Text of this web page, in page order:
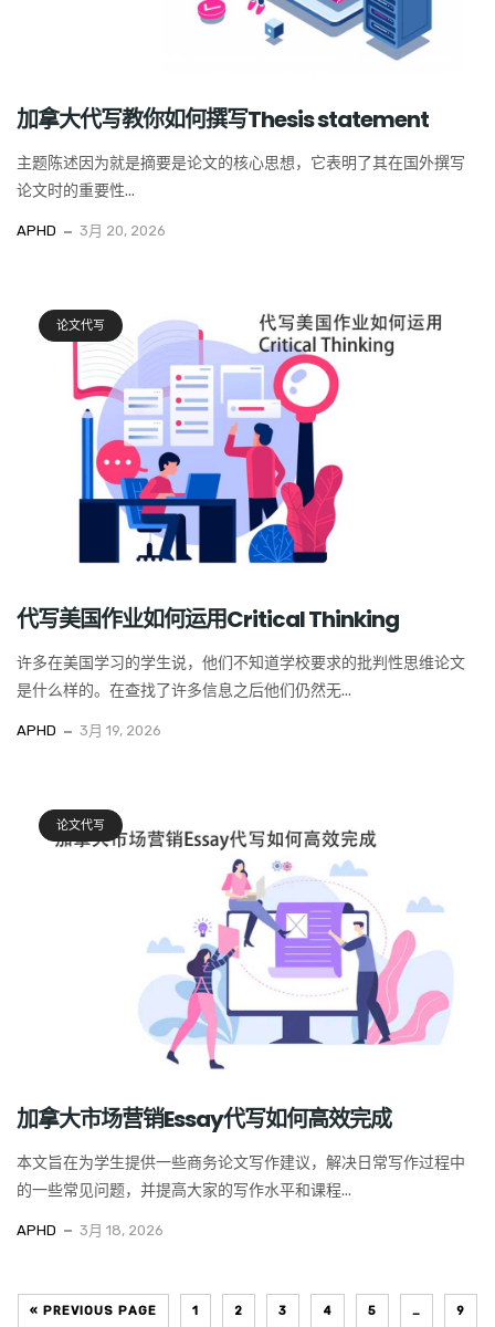
加拿大代写教你如何撰写Thesis statement
主题陈述因为就是摘要是论文的核心思想，它表明了其在国外撰写
论文时的重要性...
APHD 3月 20, 2026
论文代写
代写美国作业如何运用Critical Thinking
许多在美国学习的学生说，他们不知道学校要求的批判性思维论文
是什么样的。在查找了许多信息之后他们仍然无...
APHD 3月 19, 2026
论文代写
加拿大市场营销Essay代写如何高效完成
本文旨在为学生提供一些商务论文写作建议，解决日常写作过程中
的一些常见问题，并提高大家的写作水平和课程...
APHD 3月 18, 2026
« PREVIOUS PAGE 1 2 3 4 5 … 9